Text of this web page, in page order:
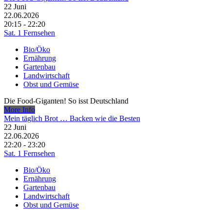
22 Juni
22.06.2026
20:15 - 22:20
Sat. 1 Fernsehen
Bio/Öko
Ernährung
Gartenbau
Landwirtschaft
Obst und Gemüse
Die Food-Giganten! So isst Deutschland
More Info
Mein täglich Brot … Backen wie die Besten
22 Juni
22.06.2026
22:20 - 23:20
Sat. 1 Fernsehen
Bio/Öko
Ernährung
Gartenbau
Landwirtschaft
Obst und Gemüse